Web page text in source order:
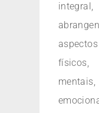
integral,
aspectos
físicos,
mentais,